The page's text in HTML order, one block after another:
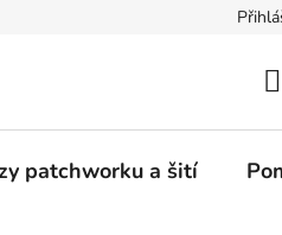
patchworku a šití